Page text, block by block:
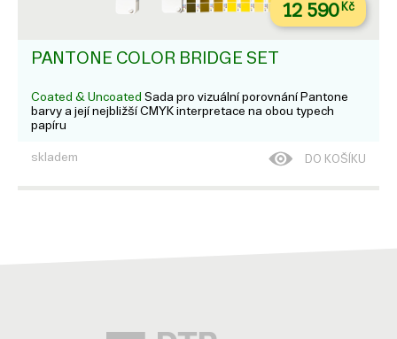
12 590Kč
PANTONE COLOR BRIDGE SET
Coated & Uncoated Sada pro vizuální porovnání Pantone
barvy a její nejbližší CMYK interpretace na obou typech
papíru
skladem DO KOŠÍKU